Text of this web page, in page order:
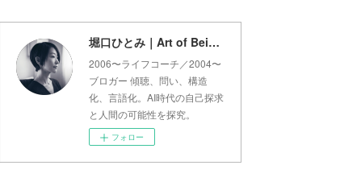
堀口ひとみ｜Art of Being Lab
2006〜ライフコーチ／2004〜
ブロガー 傾聴、問い、構造
化、言語化。AI時代の自己探求
と人間の可能性を探究。
フォロー